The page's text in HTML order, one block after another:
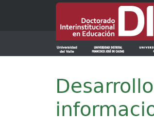
Pasar al contenido principal